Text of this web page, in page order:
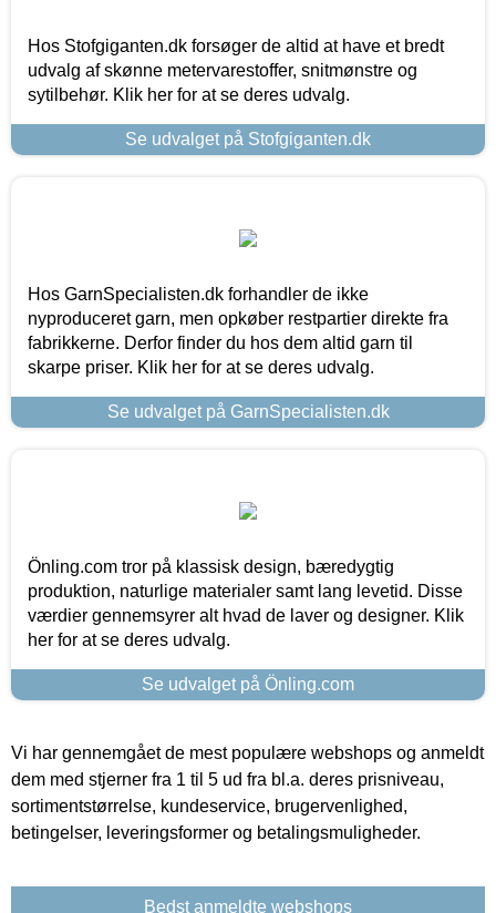
Hos Stofgiganten.dk forsøger de altid at have et bredt
udvalg af skønne metervarestoffer, snitmønstre og
sytilbehør. Klik her for at se deres udvalg.
Se udvalget på Stofgiganten.dk
Hos GarnSpecialisten.dk forhandler de ikke
nyproduceret garn, men opkøber restpartier direkte fra
fabrikkerne. Derfor finder du hos dem altid garn til
skarpe priser. Klik her for at se deres udvalg.
Se udvalget på GarnSpecialisten.dk
Önling.com tror på klassisk design, bæredygtig
produktion, naturlige materialer samt lang levetid. Disse
værdier gennemsyrer alt hvad de laver og designer. Klik
her for at se deres udvalg.
Se udvalget på Önling.com
Vi har gennemgået de mest populære webshops og anmeldt
dem med stjerner fra 1 til 5 ud fra bl.a. deres prisniveau,
sortimentstørrelse, kundeservice, brugervenlighed,
betingelser, leveringsformer og betalingsmuligheder.
Bedst anmeldte webshops